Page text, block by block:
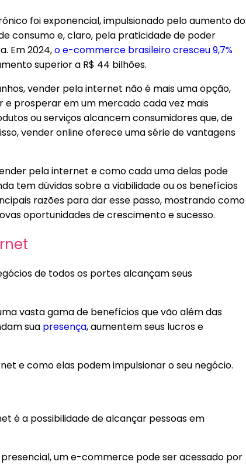
foi exponencial, impulsionado pelo aumento do
consumo e, claro, pela praticidade de poder
Em 2024,o e-commerce brasileiro cresceu 9,7%
superior a R$ 44 bilhões.
vender pela internet não é mais uma opção,
prosperar em um mercado cada vez mais
ou serviços alcancem consumidores que, de
vender online oferece uma série de vantagens
pela internet e como cada uma delas pode
tem dúvidas sobre a viabilidade ou os benefícios
razões para dar esse passo, mostrando como
oportunidades de crescimento e sucesso.
de todos os portes alcançam seus
vasta gama de benefícios que vão além das
sua presença, aumentem seus lucros e
e como elas podem impulsionar o seu negócio.
é a possibilidade de alcançar pessoas em
um e-commerce pode ser acessado por